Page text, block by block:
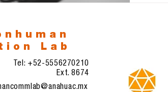
Lab
Tel: +52-5556270210
Ext. 8674